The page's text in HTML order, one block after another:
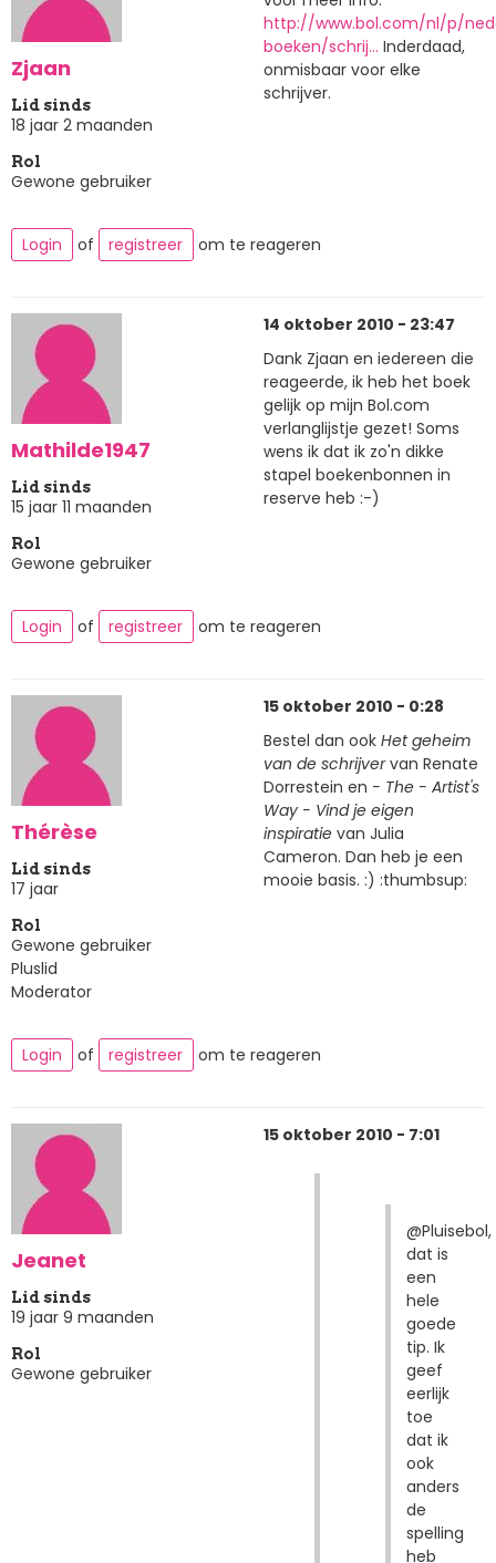
Zjaan
Lid sinds
18 jaar 2 maanden
Rol
Gewone gebruiker
http://www.bol.com/nl/p/
boeken/schrij… Inderdaad,
onmisbaar voor elke
schrijver.
Login of registreer om te reageren
Mathilde1947
Lid sinds
15 jaar 11 maanden
Rol
Gewone gebruiker
14 oktober 2010 - 23:47
Dank Zjaan en iedereen die
reageerde, ik heb het boek
gelijk op mijn Bol.com
verlanglijstje gezet! Soms
wens ik dat ik zo'n dikke
stapel boekenbonnen in
reserve heb :-)
Login of registreer om te reageren
Thérèse
Lid sinds
17 jaar
Rol
Gewone gebruiker
Pluslid
Moderator
15 oktober 2010 - 0:28
Bestel dan ook Het geheim
van de schrijvervan Renate
Dorrestein en - The - Artist's
Way - Vind je eigen
inspiratie van Julia
Cameron. Dan heb je een
mooie basis. :) :thumbsup:
Login of registreer om te reageren
Jeanet
Lid sinds
19 jaar 9 maanden
Rol
Gewone gebruiker
15 oktober 2010 - 7:01
@Pluisebol,
dat is
een
hele
goede
tip. Ik
geef
eerlijk
toe
dat ik
ook
anders
de
spelling
heb